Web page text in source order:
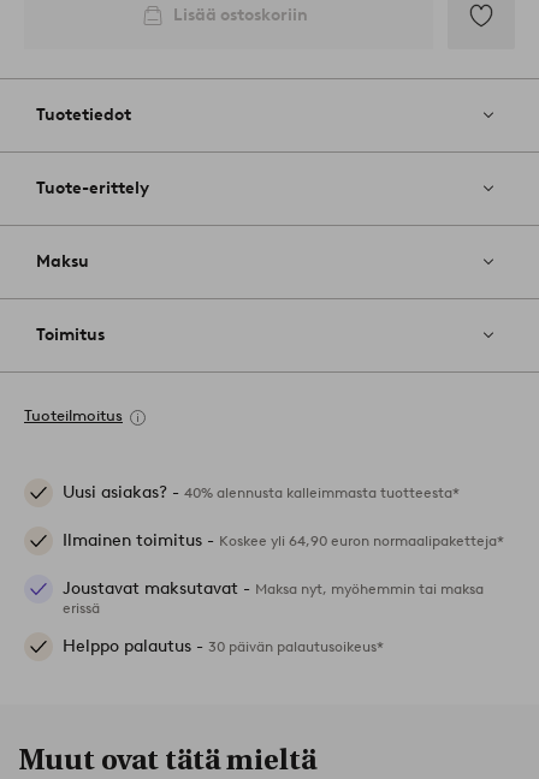
Lisää ostoskoriin
Tuotetiedot
Tuote-erittely
Maksu
Toimitus
Tuoteilmoitus
Uusi asiakas? - 40% alennusta kalleimmasta tuotteesta*
Ilmainen toimitus - Koskee yli 64,90 euron normaalipaketteja*
Joustavat maksutavat - Maksa nyt, myöhemmin tai maksa
erissä
Helppo palautus - 30 päivän palautusoikeus*
Muut ovat tätä mieltä